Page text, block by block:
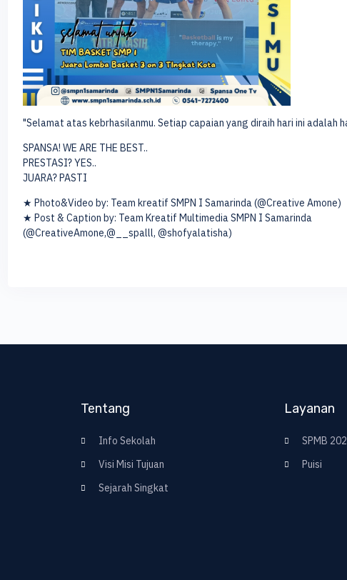
"Selamat atas kebrhasilanmu. Setiap capaian yang diraih hari ini adalah
SPANSA! WE ARE THE BEST..
PRESTASI? YES..
JUARA? PASTI
★ Photo&Video by: Team kreatif SMPN I Samarinda (@Creative Amone)
★ Post & Caption by: Team Kreatif Multimedia SMPN I Samarinda
(@CreativeAmone,@__spalll, @shofyalatisha)
Tentang
Info Sekolah
Visi Misi Tujuan
Sejarah Singkat
Layanan
SPMB
Puisi